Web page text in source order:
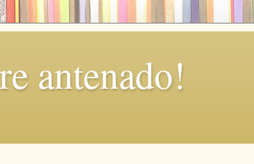
antenado!